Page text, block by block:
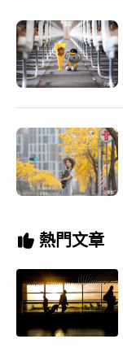
熱門文章